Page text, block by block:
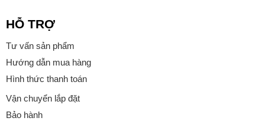
HỖ TRỢ
Tư vấn sản phẩm
Hướng dẫn mua hàng
Hình thức thanh toán
Vận chuyển lắp đặt
Bảo hành